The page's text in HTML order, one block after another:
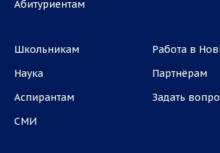
Абитуриентам
Школьникам
Наука
Аспирантам
СМИ
Работа в
Партнёрам
Задать